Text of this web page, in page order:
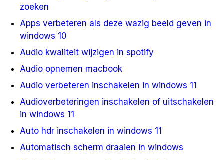
zoeken
Apps verbeteren als deze wazig beeld geven in
windows 10
Audio kwaliteit wijzigen in spotify
Audio opnemen macbook
Audio verbeteren inschakelen in windows 11
Audioverbeteringen inschakelen of uitschakelen
in windows 11
Auto hdr inschakelen in windows 11
Automatisch scherm draaien in windows